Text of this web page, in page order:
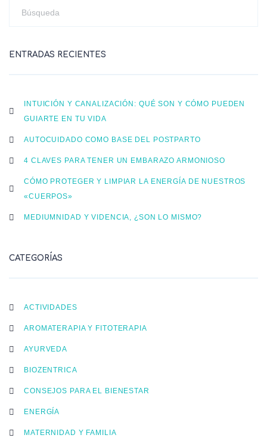
ENTRADAS RECIENTES
INTUICIÓN Y CANALIZACIÓN: QUÉ SON Y CÓMO PUEDEN
GUIARTE EN TU VIDA
AUTOCUIDADO COMO BASE DEL POSTPARTO
4 CLAVES PARA TENER UN EMBARAZO ARMONIOSO
CÓMO PROTEGER Y LIMPIAR LA ENERGÍA DE NUESTROS
«CUERPOS»
MEDIUMNIDAD Y VIDENCIA, ¿SON LO MISMO?
CATEGORÍAS
ACTIVIDADES
AROMATERAPIA Y FITOTERAPIA
AYURVEDA
BIOZENTRICA
CONSEJOS PARA EL BIENESTAR
ENERGÍA
MATERNIDAD Y FAMILIA